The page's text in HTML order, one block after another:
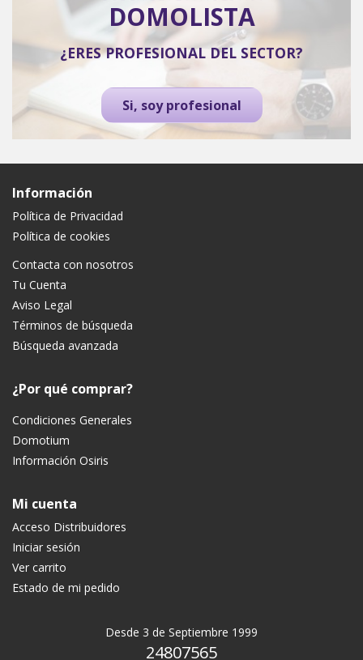
DOMOLISTA
¿ERES PROFESIONAL DEL SECTOR?
Si, soy profesional
Información
Política de Privacidad
Política de cookies
Contacta con nosotros
Tu Cuenta
Aviso Legal
Términos de búsqueda
Búsqueda avanzada
¿Por qué comprar?
Condiciones Generales
Domotium
Información Osiris
Mi cuenta
Acceso Distribuidores
Iniciar sesión
Ver carrito
Estado de mi pedido
Desde 3 de Septiembre 1999
24807565